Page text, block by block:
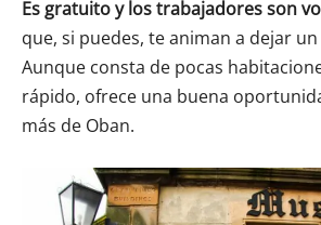
Es gratuito y los trabajadores son
que, si puedes, te animan a dejar
Aunque consta de pocas
rápido, ofrece una buena
más de Oban.